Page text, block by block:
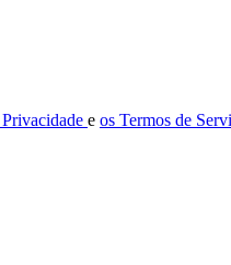
e os Termos de